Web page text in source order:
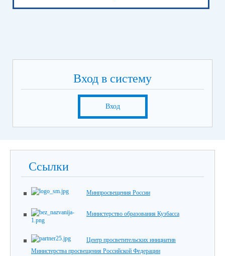
Вход в систему
Вход
Ссылки
Минпросвещения России
Министерство образования Кузбасса
Центр просветительских инициатив
Министерства просвещения Российской Федерации